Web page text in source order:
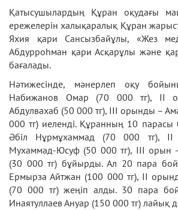
Қатысушылардың Құран оқудағы
ережелерін халықаралық Құран
Яхия қари Сансызбайұлы, «Жез
Абдурроһман қари Асқарұлы және
бағалады.
Нәтижесінде, мәнерлеп оқу
Набижанов Омар (70 000 тг), ІІ
Абдулвахаб (50 000 тг), ІІІ орынды –
000 тг) иеленді. Құранның 10
Әбіл Нұрмұхаммад (70 000 тг),
Мухаммад-Юсуф (50 000 тг), ІІІ орын
(30 000 тг) бұйырды. Ал 20 пара
Ермырза Айтжан (100 000 тг), ІІ
(70 000 тг) жеңіп алды. 30 пара
Инаятуллаев Ануар (150 000 тг) лайық